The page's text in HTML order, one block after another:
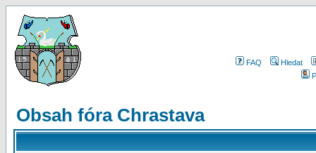
FAQ
Hledat
Obsah fóra Chrastava